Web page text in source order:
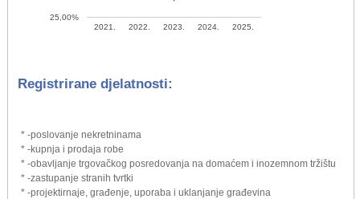
2021. 2022. 2023. 2024. 2025.
25,00%
Registrirane djelatnosti:
* -poslovanje nekretninama
* -kupnja i prodaja robe
* -obavljanje trgovačkog posredovanja na domaćem i inozemnom tržištu
* -zastupanje stranih tvrtki
* -projektirnaje, građenje, uporaba i uklanjanje građevina